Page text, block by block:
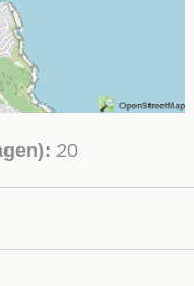
20